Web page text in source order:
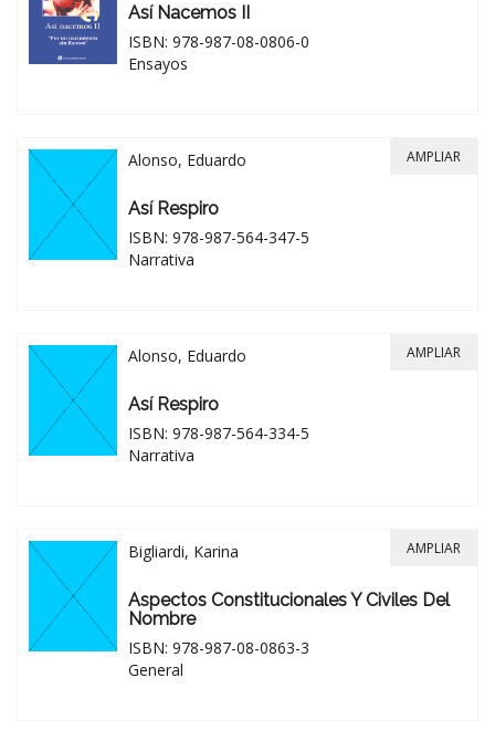
Así Nacemos II
ISBN: 978-987-08-0806-0
Ensayos
Alonso, Eduardo
Así Respiro
ISBN: 978-987-564-347-5
Narrativa
AMPLIAR
Alonso, Eduardo
Así Respiro
ISBN: 978-987-564-334-5
Narrativa
AMPLIAR
Bigliardi, Karina
Aspectos Constitucionales Y Civiles Del
Nombre
ISBN: 978-987-08-0863-3
General
AMPLIAR